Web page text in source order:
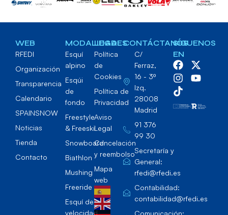
WEB
RFEDI
Organización
Transparencia
Calendario
SPAINSNOW
Noticias
Tienda
Contacto
MODALIDADES
Esquí
alpino
Esqúi
de
fondo
Freestyle
& Freeski
Snowboard
Biathlon
Mushing
Freeride
Esquí de
velocidad
LEGAL
Política
de
Cookies
Política de
Privacidad
Aviso
Legal
Cancelación
y reembolso
Mapa
web
CONTÁCTANOS
C/
Ferraz,
16 - 3º
Izq.
28008
Madrid
91 376
99 30
Secretaría y
General:
rfedi@rfedi.es
Contabilidad:
contabilidad@rfedi.es
Comunicación:
SÍGUENOS
EN